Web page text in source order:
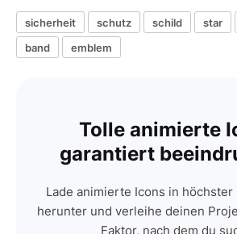
sicherheit schutz schild star
band
emblem
Tolle animierte
garantiert
Lade animierte Icons in höchster
herunter und verleihe deinen
Faktor, nach dem du